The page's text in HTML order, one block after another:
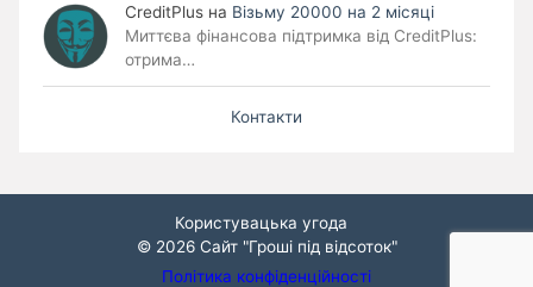
CreditPlus на Візьму 20000 на 2 місяці
Миттєва фінансова підтримка від CreditPlus:
отрима…
Контакти
Користувацька угода
© 2026 Сайт "Гроші під відсоток"
Політика конфіденційності